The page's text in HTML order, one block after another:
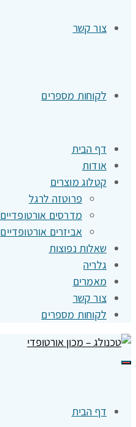
צור קשר
לקוחות מספרים
דף הבית
אודות
קטלוג מוצרים
פרוטזה לרגל
מדרסים אורטופדיים
אביזרים אורטופדיים
שאלות נפוצות
גלריה
מאמרים
צור קשר
לקוחות מספרים
תפריט
דף הבית